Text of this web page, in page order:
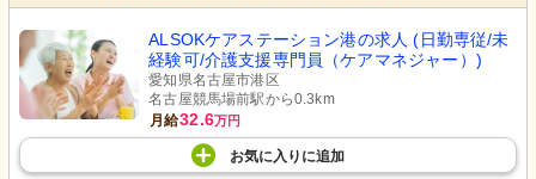
ALSOKケアステーション港の求人 (日勤専従/未
経験可/介護支援専門員（ケアマネジャー）)
愛知県名古屋市港区
名古屋競馬場前駅から0.3km
月給32.6万円
お気に入り に追加